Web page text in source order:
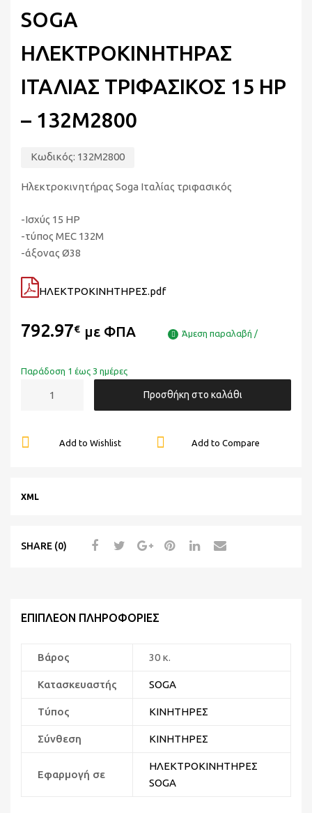
SOGA
ΗΛΕΚΤΡΟΚΙΝΗΤΗΡΑΣ
ΙΤΑΛΙΑΣ ΤΡΙΦΑΣΙΚΟΣ 15 HP
– 132M2800
Κωδικός: 132M2800
Ηλεκτροκινητήρας Soga Ιταλίας τριφασικός
-Ισχύς 15 HP
-τύπος MEC 132M
-άξονας Ø38
ΗΛΕΚΤΡΟΚΙΝΗΤΗΡΕΣ.pdf
792.97€ με ΦΠΑ Άμεση παραλαβή /
Παράδοση 1 έως 3 ημέρες
Προσθήκη στο καλάθι
Add to Compare
Add to Wishlist
XML
SHARE (0)
ΕΠΙΠΛΈΟΝ ΠΛΗΡΟΦΟΡΊΕΣ
Βάρος 30 κ.
Κατασκευαστής SOGA
Τύπος ΚΙΝΗΤΗΡΕΣ
Σύνθεση ΚΙΝΗΤΗΡΕΣ
Εφαρμογή σε
ΗΛΕΚΤΡΟΚΙΝΗΤΗΡΕΣ
SOGA